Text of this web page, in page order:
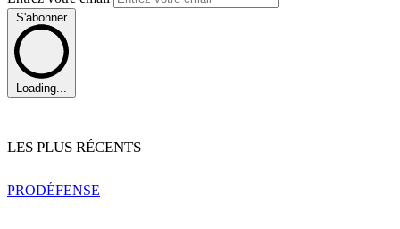
S'abonner
Loading...
LES PLUS RÉCENTS
PRODÉFENSE